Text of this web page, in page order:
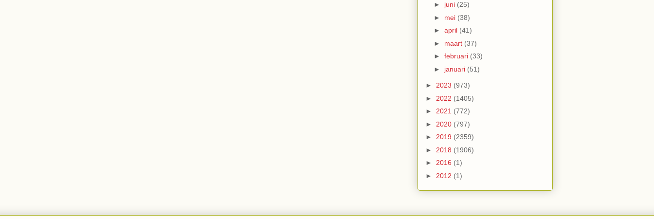
► juni (25)
► mei (38)
► april (41)
► maart (37)
► februari (33)
► januari (51)
► 2023 (973)
► 2022 (1405)
► 2021 (772)
► 2020 (797)
► 2019 (2359)
► 2018 (1906)
► 2016 (1)
► 2012 (1)